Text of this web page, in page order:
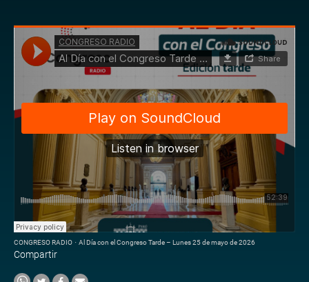
CONGRESO RADIO · Al Día con el Congreso Tarde – Lunes 25 de mayo de 2026
Compartir